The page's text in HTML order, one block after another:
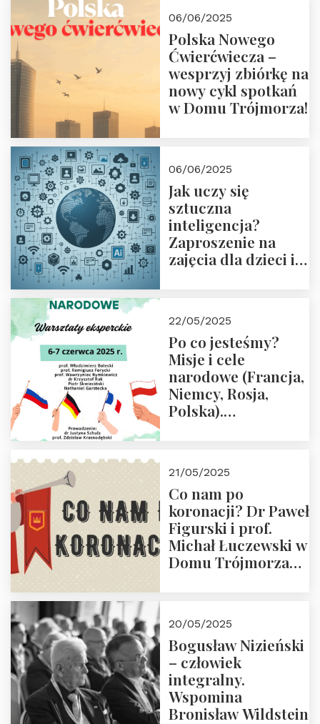
18:00
06/06/2025
Polska Nowego
Ćwierćwiecza –
wesprzyj zbiórkę na
nowy cykl spotkań
w Domu Trójmorza!
06/06/2025
Jak uczy się
sztuczna
inteligencja?
Zaproszenie na
zajęcia dla dzieci i
22/05/2025
Po co jesteśmy?
Misje i cele
narodowe (Francja,
Niemcy, Rosja,
Polska).
Zapraszamy do
zapisów.
21/05/2025
Co nam po
koronacji? Dr Paweł
Figurski i prof.
Michał Łuczewski w
Domu Trójmorza
20/05/2025
Bogusław Nizieński
– człowiek
integralny.
Wspomina
Bronisław Wildstein